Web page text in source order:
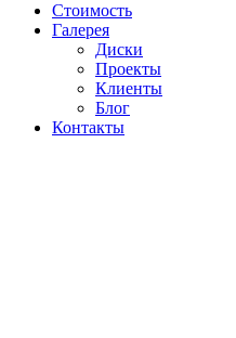
Стоимость
Галерея
Диски
Проекты
Клиенты
Блог
Контакты